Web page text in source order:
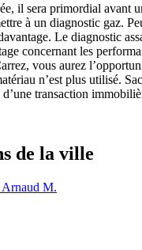
il sera primordial avant
à un diagnostic gaz.
Le diagnostic
concernant les
vous aurez
n’est plus utilisé.
transaction
de la ville
Arnaud M.